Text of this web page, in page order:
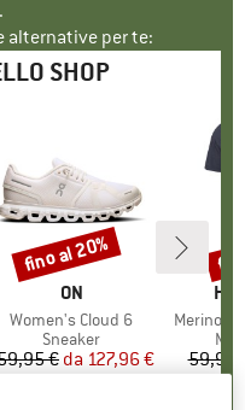
alternative per te:
SHOP
MARCHIO
ON
Articolo
Women's Cloud 6
Gruppo di prodotti
Sneaker
Prezzo
€ Prezzo ridotto
da 127,96 €
Sconto
fino al 20%
Articolo
MerinoMix150
59,95